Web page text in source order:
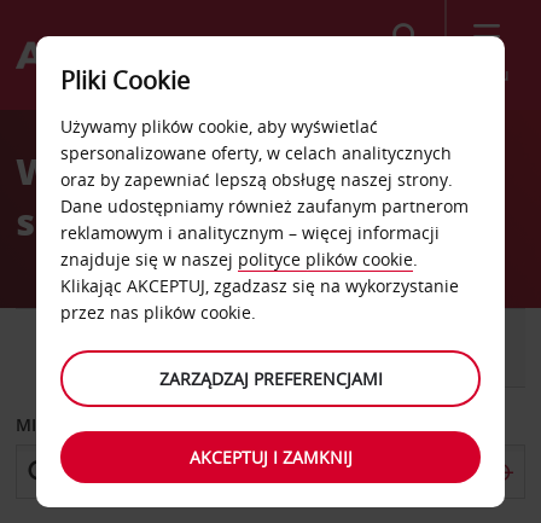
Menu
Welcome
AvisWypożyczalnia
samochodów Club Azur
DOSTAWCZY
MIEJSCE ODBIORU
Pliki Cookie
Używamy plików cookie, aby wyświetlać
spersonalizowane oferty, w celach analitycznych
oraz by zapewniać lepszą obsługę naszej strony.
Dane udostępniamy również zaufanym partnerom
reklamowym i analitycznym – więcej informacji
znajduje się w naszej polityce plików cookie.
Klikając AKCEPTUJ, zgadzasz się na wykorzystanie
przez nas plików cookie.
ZARZĄDZAJ PREFERENCJAMI
AKCEPTUJ I ZAMKNIJ